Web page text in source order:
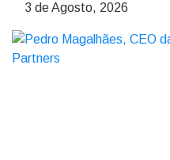
3 de Agosto, 2026